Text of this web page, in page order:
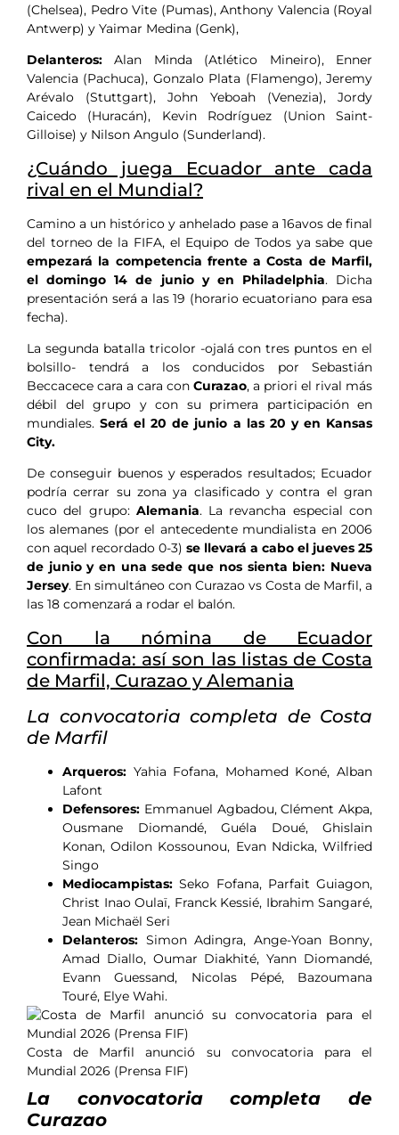
(Chelsea), Pedro Vite (Pumas), Anthony Valencia (Royal
Antwerp) y Yaimar Medina (Genk),
Delanteros: Alan Minda (Atlético Mineiro), Enner
Valencia (Pachuca), Gonzalo Plata (Flamengo), Jeremy
Arévalo (Stuttgart), John Yeboah (Venezia), Jordy
Caicedo (Huracán), Kevin Rodríguez (Union Saint-
Gilloise) y Nilson Angulo (Sunderland).
¿Cuándo juega Ecuador ante cada
rival en el Mundial?
Camino a un histórico y anhelado pase a 16avos de final
del torneo de la FIFA, el Equipo de Todos ya sabe que
empezará la competencia frente a Costa de Marfil,
el domingo 14 de junio y en Philadelphia. Dicha
presentación será a las 19 (horario ecuatoriano para esa
fecha).
La segunda batalla tricolor -ojalá con tres puntos en el
bolsillo- tendrá a los conducidos por Sebastián
Beccacece cara a cara con Curazao, a priori el rival más
débil del grupo y con su primera participación en
mundiales.Será el 20 de junio a las 20 y en Kansas
City.
De conseguir buenos y esperados resultados; Ecuador
podría cerrar su zona ya clasificado y contra el gran
cuco del grupo: Alemania. La revancha especial con
los alemanes (por el antecedente mundialista en 2006
con aquel recordado 0-3) se llevará a cabo el jueves 25
de junio y en una sede que nos sienta bien: Nueva
Jersey. En simultáneo con Curazao vs Costa de Marfil, a
las 18 comenzará a rodar el balón.
Con la nómina de Ecuador
confirmada: así son las listas de Costa
de Marfil, Curazao y Alemania
La convocatoria completa de Costa
de Marfil
Arqueros: Yahia Fofana, Mohamed Koné, Alban
Lafont
Defensores: Emmanuel Agbadou, Clément Akpa,
Ousmane Diomandé, Guéla Doué, Ghislain
Konan, Odilon Kossounou, Evan Ndicka, Wilfried
Singo
Mediocampistas: Seko Fofana, Parfait Guiagon,
Christ Inao Oulaï, Franck Kessié, Ibrahim Sangaré,
Jean Michaël Seri
Delanteros: Simon Adingra, Ange-Yoan Bonny,
Amad Diallo, Oumar Diakhité, Yann Diomandé,
Evann Guessand, Nicolas Pépé, Bazoumana
Touré, Elye Wahi.
Costa de Marfil anunció su convocatoria para el
Mundial 2026 (Prensa FIF)
La convocatoria completa de
Curazao